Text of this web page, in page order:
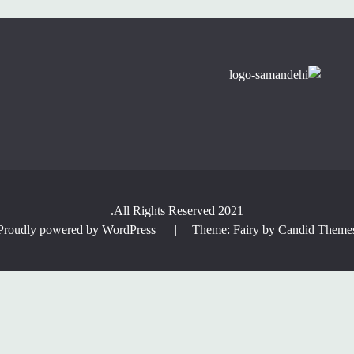
All Rights Reserved 2021.
powered by WordPress
| Theme: Fairy by Candid